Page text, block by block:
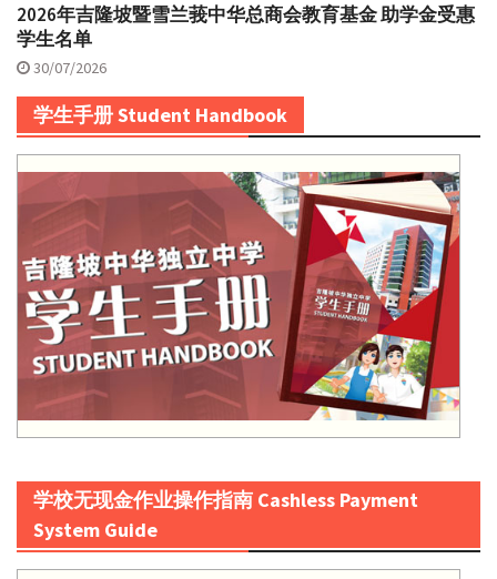
2026年吉隆坡暨雪兰莪中华总商会教育基金 助学金受惠
学生名单
30/07/2026
学生手册 Student Handbook
学校无现金作业操作指南 Cashless Payment
System Guide